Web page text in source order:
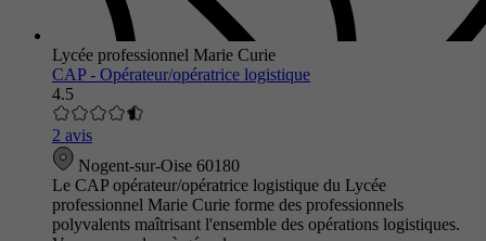
Lycée professionnel Marie Curie
CAP - Opérateur/opératrice logistique
4.5
2 avis
Nogent-sur-Oise 60180
Le CAP opérateur/opératrice logistique du Lycée
professionnel Marie Curie forme des professionnels
polyvalents maîtrisant l'ensemble des opérations logistiques.